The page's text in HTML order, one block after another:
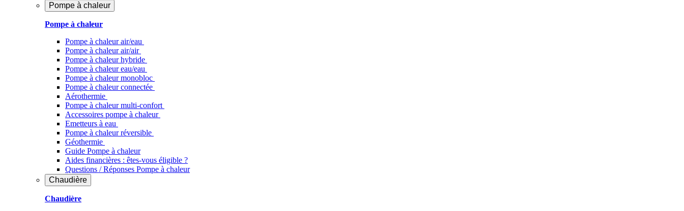
Pompe à chaleur
Pompe à chaleur
Pompe à chaleur air/eau
Pompe à chaleur air/air
Pompe à chaleur hybride
Pompe à chaleur​ eau/eau
Pompe à chaleur monobloc
Pompe à chaleur connectée
Aérothermie
Pompe à chaleur multi-confort
Accessoires pompe à chaleur
Emetteurs à eau
Pompe à chaleur réversible
Géothermie
Guide Pompe à chaleur
Aides financières : êtes-vous éligible ?
Questions / Réponses Pompe à chaleur
Chaudière
Chaudière